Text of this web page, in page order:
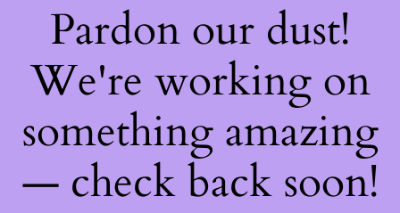
Pardon our dust!
We're working on
something amazing
— check back soon!